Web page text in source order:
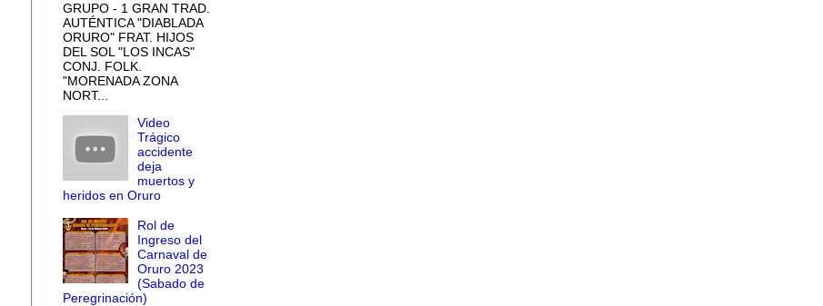
GRUPO - 1 GRAN TRAD.
AUTÉNTICA "DIABLADA
ORURO" FRAT. HIJOS
DEL SOL "LOS INCAS"
CONJ. FOLK.
"MORENADA ZONA
NORT...
Video
Trágico
accidente
deja
muertos y
heridos en Oruro
Rol de
Ingreso del
Carnaval de
Oruro 2023
(Sabado de
Peregrinación)